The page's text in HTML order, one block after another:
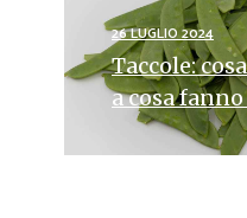
26 LUGLIO 2024
Taccole:
a cosa